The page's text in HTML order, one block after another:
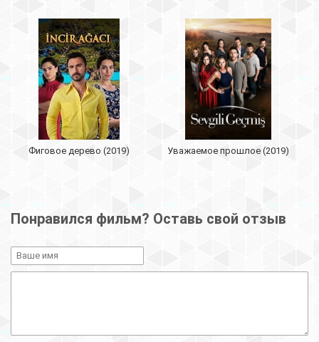
Фиговое дерево (2019) Уважаемое прошлое (2019)
Понравился фильм? Оставь свой отзыв